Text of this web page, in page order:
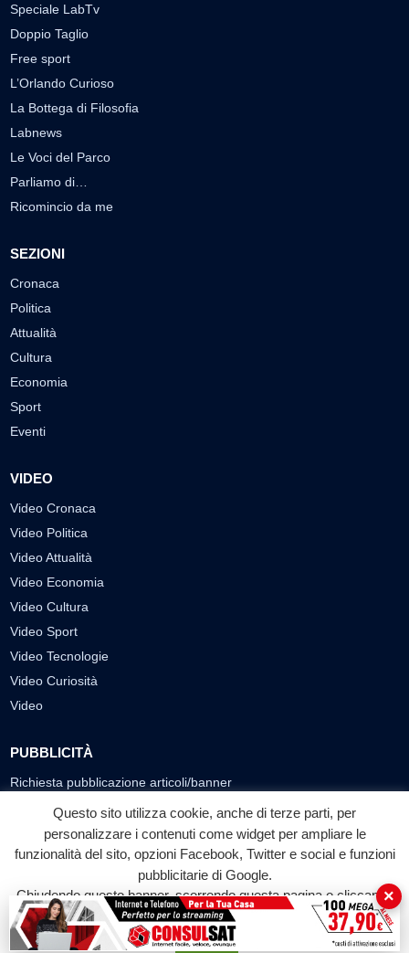
Speciale LabTv
Doppio Taglio
Free sport
L’Orlando Curioso
La Bottega di Filosofia
Labnews
Le Voci del Parco
Parliamo di…
Ricomincio da me
SEZIONI
Cronaca
Politica
Attualità
Cultura
Economia
Sport
Eventi
VIDEO
Video Cronaca
Video Politica
Video Attualità
Video Economia
Video Cultura
Video Sport
Video Tecnologie
Video Curiosità
Video
PUBBLICITÀ
Richiesta pubblicazione articoli/banner
SEGUICI SUI SOCIAL
f
Facebook
◎ ▶
YouTube
© 2026 LABTV - Tutti i diritti riservati
Questo sito utilizza cookie, anche di terze parti, per
personalizzare i contenuti come widget per ampliare le
funzionalità del sito, opzioni Facebook, Twitter e social e funzioni
pubblicitarie di Google.
Chiudendo questo banner, scorrendo questa pagina o cliccando
su qualunque suo elemento acconsenti all'uso dei cookie.
Accetta
×